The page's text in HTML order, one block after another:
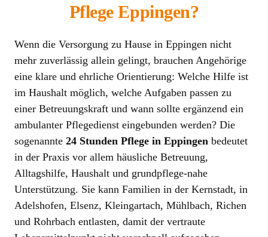
Pflege Eppingen?
Wenn die Versorgung zu Hause in Eppingen nicht
mehr zuverlässig allein gelingt, brauchen Angehörige
eine klare und ehrliche Orientierung: Welche Hilfe ist
im Haushalt möglich, welche Aufgaben passen zu
einer Betreuungskraft und wann sollte ergänzend ein
ambulanter Pflegedienst eingebunden werden? Die
sogenannte 24 Stunden Pflege in Eppingen bedeutet
in der Praxis vor allem häusliche Betreuung,
Alltagshilfe, Haushalt und grundpflege-nahe
Unterstützung. Sie kann Familien in der Kernstadt, in
Adelshofen, Elsenz, Kleingartach, Mühlbach, Richen
und Rohrbach entlasten, damit der vertraute